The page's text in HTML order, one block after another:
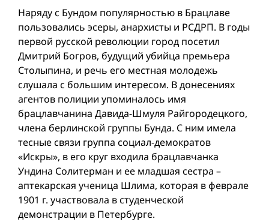
Наряду с Бундом популярностью в Брацлаве
пользовались эсеры, анархисты и РСДРП. В годы
первой русской революции город посетил
Дмитрий Богров, будущий убийца премьера
Столыпина, и речь его местная молодежь
слушала с большим интересом. В донесениях
агентов полиции упоминалось имя
брацлавчанина Давида-Шмуля Райгородецкого,
члена берлинской группы Бунда. С ним имела
тесные связи группа социал-демократов
«Искры», в его круг входила брацлавчанка
Ундина Солитерман и ее младшая сестра –
аптекарская ученица Шлима, которая в феврале
1901 г. участвовала в студенческой
демонстрации в Петербурге.